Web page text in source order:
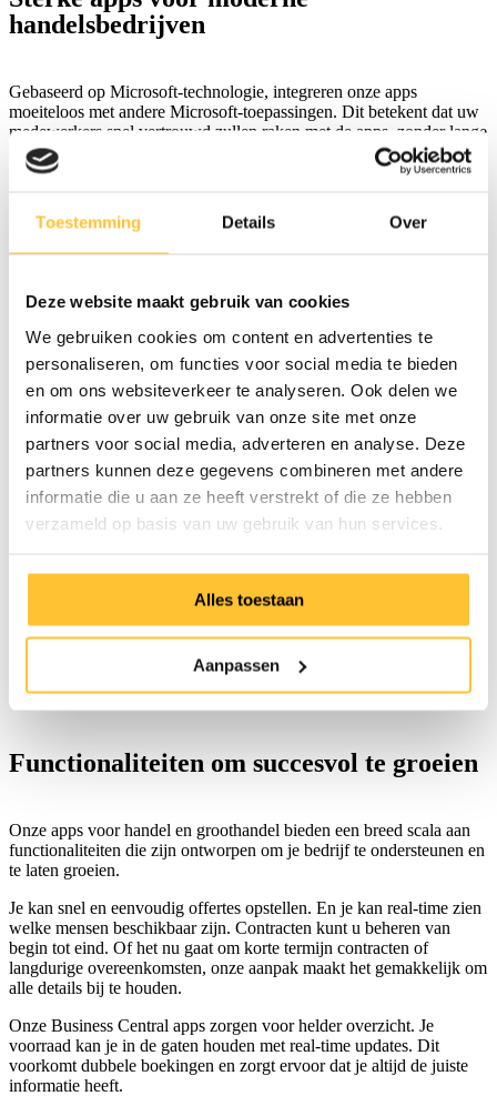
Toestemming Details Over
Deze website maakt gebruik van cookies
We gebruiken cookies om content en advertenties te
personaliseren, om functies voor social media te bieden
en om ons websiteverkeer te analyseren. Ook delen we
informatie over uw gebruik van onze site met onze
partners voor social media, adverteren en analyse. Deze
partners kunnen deze gegevens combineren met andere
informatie die u aan ze heeft verstrekt of die ze hebben
verzameld op basis van uw gebruik van hun services.
Alles toestaan
Aanpassen
handelsbedrijven
Gebaseerd op Microsoft-technologie, integreren onze apps
moeiteloos met andere Microsoft-toepassingen. Dit betekent dat uw
medewerkers snel vertrouwd zullen raken met de apps, zonder lange
leercurves of complexe trainingsprogramma’s.
medewerkers direct aan de slag, zonder tijd te verliezen met
ingewikkelde instellingen of nieuwe softwareoplossingen.
Gebruiksvriendelijk
Toekomst- en bedrijfszeker
Heel erg betrouwbaar
Betaalbare app
Kant-en-klare oplossing
Op maat van de handelsbranche
Cloud
100% mobiel
Kant-en-klaar op maat van handel
Personalisatie kan in onze apps
Ondersteund door Microsoft Dynamics
Heel veel extra apps verkrijgbaar
Functionaliteiten om succesvol te groeien
Onze apps voor handel en groothandel bieden een breed scala aan
functionaliteiten die zijn ontworpen om je bedrijf te ondersteunen en
te laten groeien.
Je kan snel en eenvoudig offertes opstellen. En je kan real-time zien
welke mensen beschikbaar zijn. Contracten kunt u beheren van
begin tot eind. Of het nu gaat om korte termijn contracten of
langdurige overeenkomsten, onze aanpak maakt het gemakkelijk om
alle details bij te houden.
Onze Business Central apps zorgen voor helder overzicht. Je
voorraad kan je in de gaten houden met real-time updates. Dit
voorkomt dubbele boekingen en zorgt ervoor dat je altijd de juiste
informatie heeft.